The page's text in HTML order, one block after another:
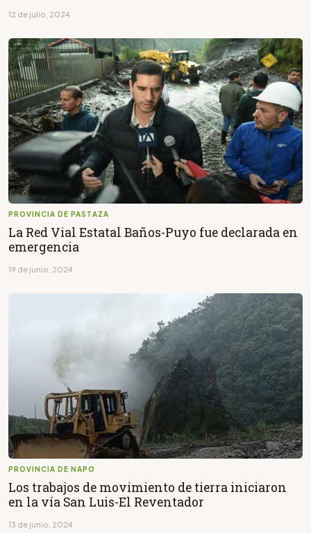
12 de julio, 2024
PROVINCIA DE PASTAZA
La Red Vial Estatal Baños-Puyo fue declarada en
emergencia
19 de junio, 2024
PROVINCIA DE NAPO
Los trabajos de movimiento de tierra iniciaron
en la vía San Luis-El Reventador
13 de junio, 2024